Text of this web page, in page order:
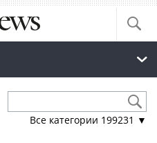
Все категории 199231 ▼